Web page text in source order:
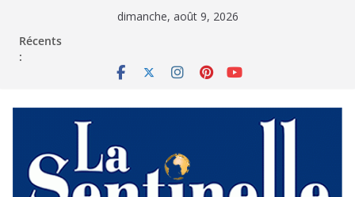
dimanche, août 9, 2026
Récents
: